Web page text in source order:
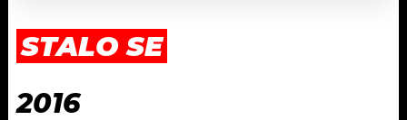
STALO SE
2016